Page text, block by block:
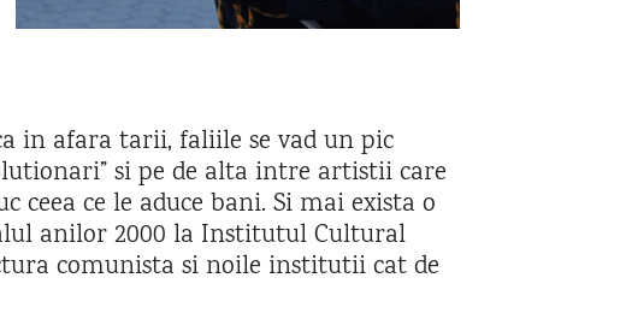
in afara tarii, faliile se vad un pic
si pe de alta intre artistii care
ce le aduce bani. Si mai exista o
anilor 2000 la Institutul Cultural
comunista si noile institutii cat de